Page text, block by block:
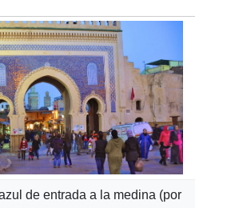
de entrada a la medina (por